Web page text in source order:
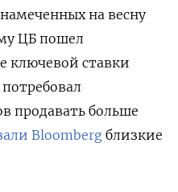
на весну
ЦБ пошел
ключевой ставки
потребовал
продавать больше
Bloomberg близкие